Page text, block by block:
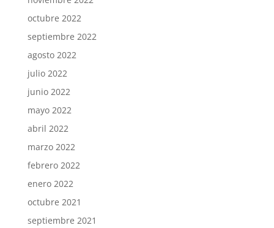
octubre 2022
septiembre 2022
agosto 2022
julio 2022
junio 2022
mayo 2022
abril 2022
marzo 2022
febrero 2022
enero 2022
octubre 2021
septiembre 2021